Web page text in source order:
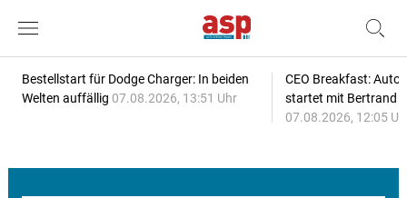
Bestellstart für Dodge Charger: In beiden
Welten auffällig 07.08.2026, 13:51 Uhr
CEO Breakfast:
startet mit Bertrand
07.08.2026, 12:05